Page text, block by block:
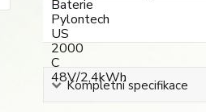
Kompletní specifikace